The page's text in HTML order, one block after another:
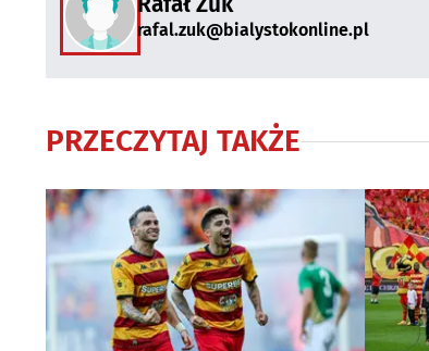
rafal.zuk@bialystokonline.pl
PRZECZYTAJ TAKŻE